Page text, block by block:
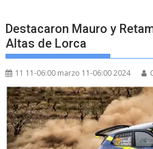
Destacaron Mauro y
Altas de Lorca
11 11-06:00 marzo 11-06:00 2024